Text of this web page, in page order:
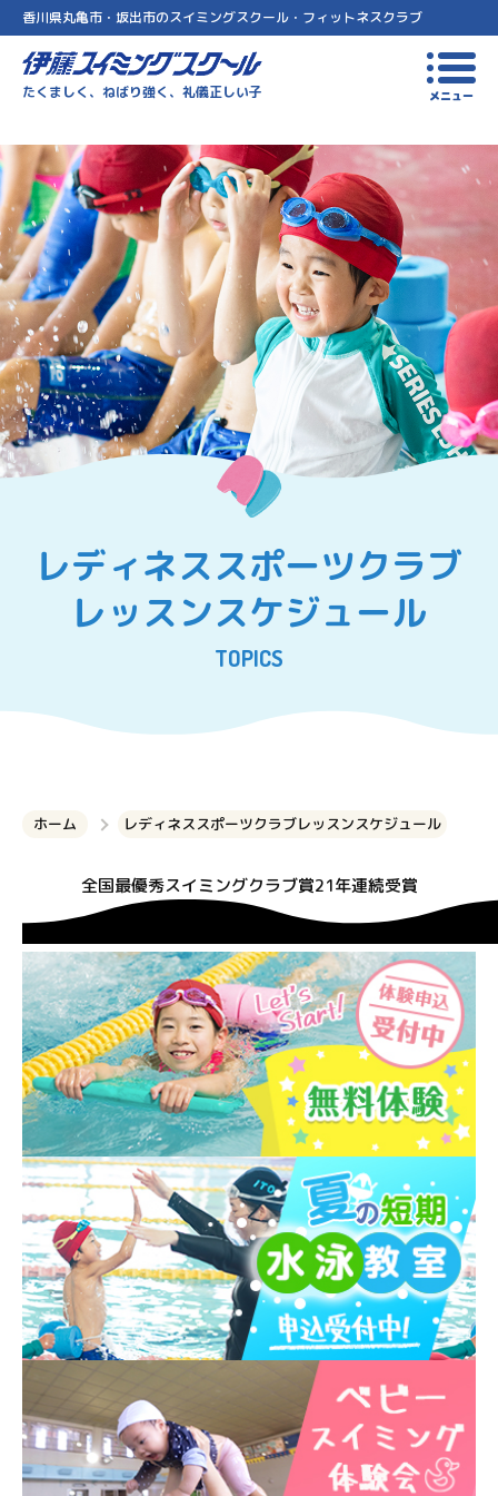
香川県丸亀市・坂出市のスイミングスクール・フィットネスクラブ
伊藤スイミングスクール
たくましく、ねばり強く、礼儀正しい子 メニュー
レディネススポーツクラブ
レッスンスケジュール
TOPICS
ホーム レディネススポーツクラブレッスンスケジュール
全国最優秀スイミングクラブ賞21年連続受賞